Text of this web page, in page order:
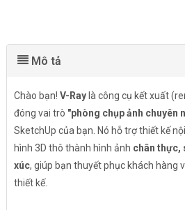
Mô tả
Chào bạn! V-Raylà công cụ kết xuất
đóng vai trò "phòng chụp ảnh chuyên
SketchUp của bạn. Nó hỗ trợ thiết kế
hình 3D thô thành hình ảnh chân thực,
xúc, giúp bạn thuyết phục khách hàng
thiết kế.